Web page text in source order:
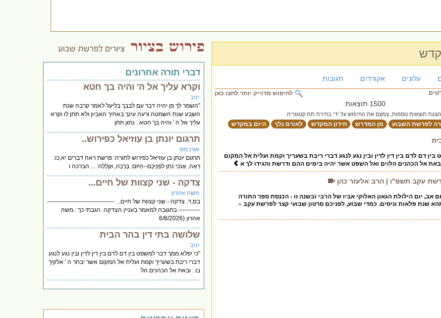
עלונים אקורדים תגובות
לחיפוש מדוייק יותר לחצו כאן
1500 תוצאות
תוצאות נוספות, צמצם את החיפוש על ידי בחירת תת קטגוריה
לפרשת השבוע מן המדרש חידון המקדש לאורם נלך היום במקדש
דם לדם בין דין לדין ובין נגע לנגע דברי ריבת בשעריך וקמת ועלית אל המקום
אל הכהנים הלוים ואל השפט אשר יהיה בימים ההם ודרשת והגידו לך א
עקב תשפ"ו | הרב אלעזר כהן
אב, יום הילולת הגאון האלוקי אביו של הרבי ובשנה זו - הכנסת ספר התורה
שנת פלאות וניסים. כמדי שבוע, לפניכם סרטון שבועי קצר לפרשת עקב –
דברי תורה אחרונים
וקרא עליך אל ה' והיה בך חטא
יניב
"השמר לך פן יהיה דבר עם לבבך בליעל לאמר קרבה שנת
השבע שנת השמטה ורעה עינך באחיך האביון ולא תתן לו וקרא
עליך אל ה ' והיה בך חטא . נתון תתן
תרגום יונתן בן עוזיאל כפירוש..
אורן מס
תרגום יונתן בן עוזיאל כפירוש לתורה: פרשת ראה דברים יא,כו:
רְאֵה, אָנֹכִי נֹתֵן לִפְנֵיכֶם--הַיּוֹם: בְּרָכָה, וּקְלָלָה: ... הברכה ו
צדקה - שני קצוות של חיים...
משה אהרון
בס,ד. צדקה - שני קצוות של חיים... ----------------------------------
----------- בתגובה למאמר בעניין הצדקה. הגבתי כך : משה
אהרון (6/8/2026
שלושה בתי דין בהר הבית
יניב
"כי יפלא ממך דבר למשפט בין דם לדם בין דין לדין ובין נגע לנגע
דברי ריבת בשעריך וקמת ועלית אל המקום אשר יבחר ה ' אלקיך
בו . ובאת אל הכהנים הל